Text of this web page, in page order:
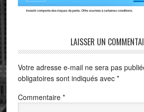
LAISSER UN
Votre adresse e-mail ne sera pas
obligatoires sont indiqués avec *
Commentaire *